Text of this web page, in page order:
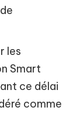
les
Smart
ce délai
comme